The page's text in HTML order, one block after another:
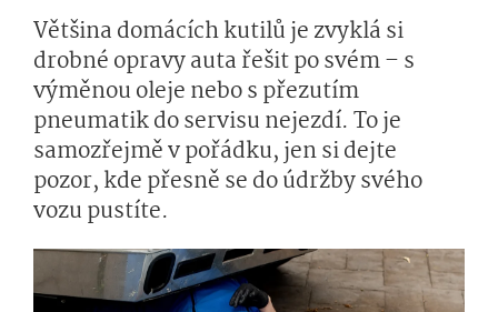
Většina domácích kutilů je zvyklá si
drobné opravy auta řešit po svém – s
výměnou oleje nebo s přezutím
pneumatik do servisu nejezdí. To je
samozřejmě v pořádku, jen si dejte
pozor, kde přesně se do údržby svého
vozu pustíte.